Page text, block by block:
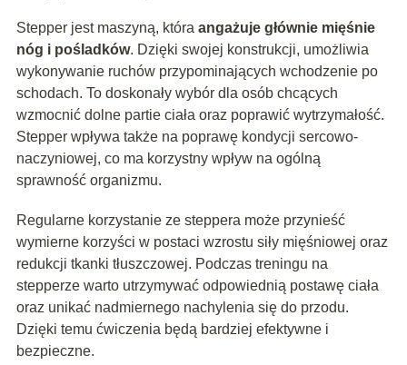
Stepper jest maszyną, która angażuje głównie mięśnie
nóg i pośladków. Dzięki swojej konstrukcji, umożliwia
wykonywanie ruchów przypominających wchodzenie po
schodach. To doskonały wybór dla osób chcących
wzmocnić dolne partie ciała oraz poprawić wytrzymałość.
Stepper wpływa także na poprawę kondycji sercowo-
naczyniowej, co ma korzystny wpływ na ogólną
sprawność organizmu.
Regularne korzystanie ze steppera może przynieść
wymierne korzyści w postaci wzrostu siły mięśniowej oraz
redukcji tkanki tłuszczowej. Podczas treningu na
stepperze warto utrzymywać odpowiednią postawę ciała
oraz unikać nadmiernego nachylenia się do przodu.
Dzięki temu ćwiczenia będą bardziej efektywne i
bezpieczne.